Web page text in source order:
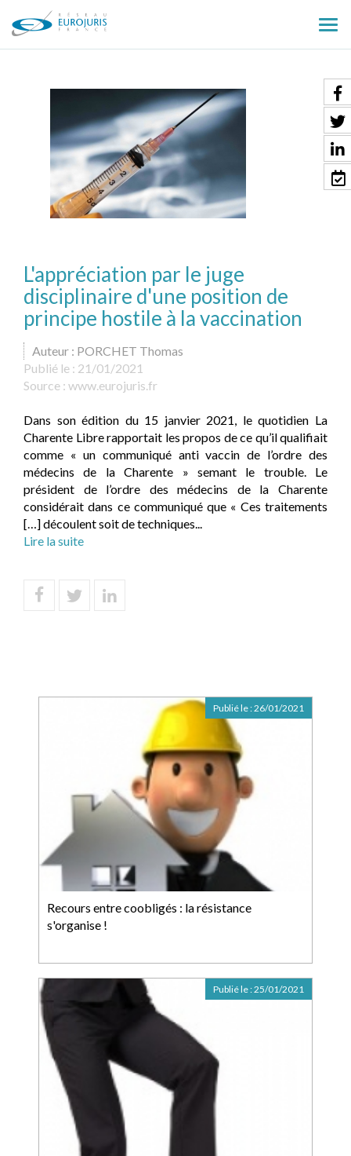
le
L'appréciation par le juge
disciplinaire d'une position de
principe hostile à la vaccination
Auteur : PORCHET Thomas
Publié le : 21/01/2021
Source : www.eurojuris.fr
Dans son édition du 15 janvier 2021, le quotidien La
Charente Libre rapportait les propos de ce qu’il qualifiait
comme « un communiqué anti vaccin de l’ordre des
médecins de la Charente » semant le trouble. Le
président de l’ordre des médecins de la Charente
considérait dans ce communiqué que « Ces traitements
[…] découlent soit de techniques...
Lire la suite
Recours entre coobligés : la résistance
s'organise !
Publié le :26/01/2021
Publié le :25/01/2021